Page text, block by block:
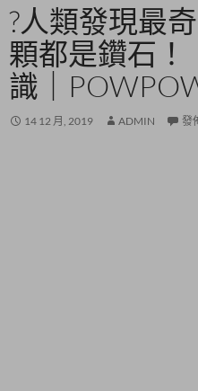
?人類發現最
顆都是鑽石！
識｜
14 12 月, 2019 ADMIN 發